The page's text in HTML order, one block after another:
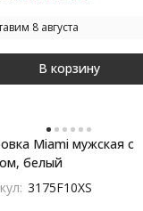
8 августа
В корзину
Miami мужская с
белый
3175F10XS